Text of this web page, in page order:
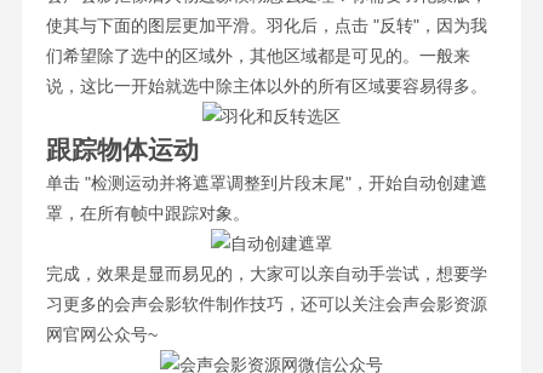
使其与下面的图层更加平滑。羽化后，点击 "反转"，因为我
们希望除了选中的区域外，其他区域都是可见的。一般来
说，这比一开始就选中除主体以外的所有区域要容易得多。
跟踪物体运动
单击 "检测运动并将遮罩调整到片段末尾"，开始自动创建遮
罩，在所有帧中跟踪对象。
完成，效果是显而易见的，大家可以亲自动手尝试，想要学
习更多的会声会影软件制作技巧，还可以关注会声会影资源
网官网公众号~